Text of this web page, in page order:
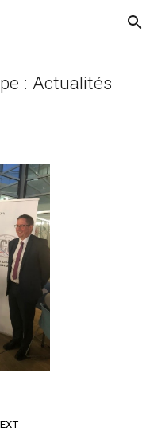
Skip to navigation
: Actualités